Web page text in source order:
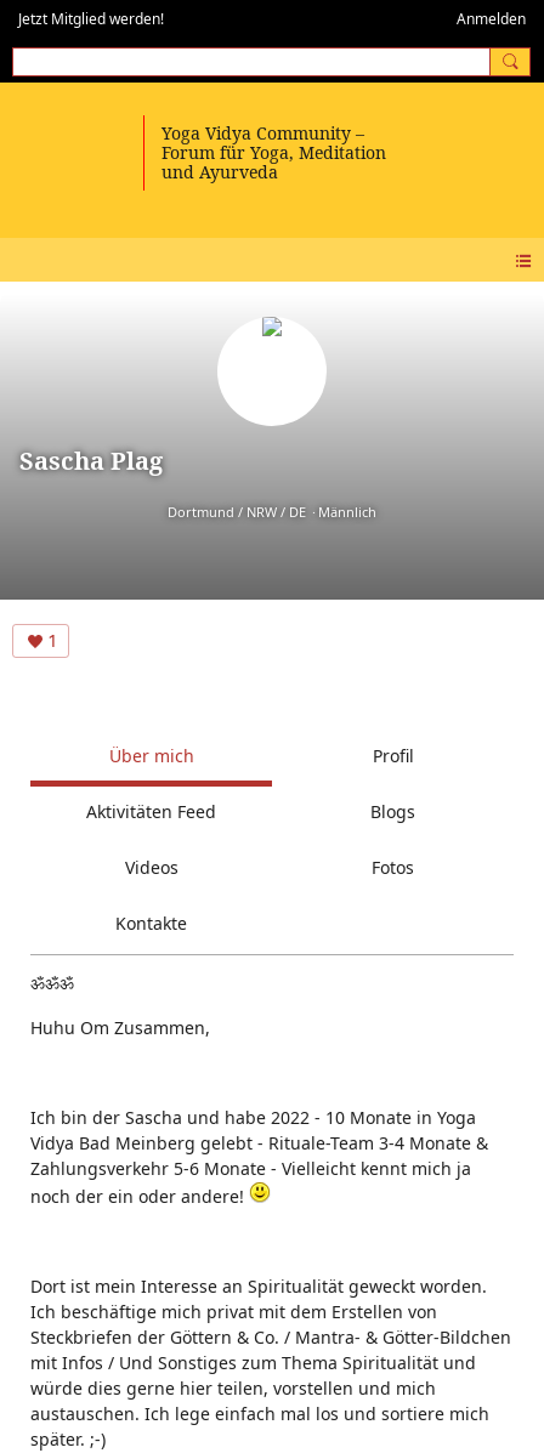
Jetzt Mitglied werden! Anmelden
Sascha Plag
Dortmund / NRW / DE Männlich
1
Über mich Profil
Aktivitäten Feed Blogs
Videos Fotos
Kontakte
ॐॐॐ
Huhu Om Zusammen,
Ich bin der Sascha und habe 2022 - 10 Monate in Yoga
Vidya Bad Meinberg gelebt - Rituale-Team 3-4 Monate &
Zahlungsverkehr 5-6 Monate - Vielleicht kennt mich ja
noch der ein oder andere!
Dort ist mein Interesse an Spiritualität geweckt worden.
Ich beschäftige mich privat mit dem Erstellen von
Steckbriefen der Göttern & Co. / Mantra- & Götter-Bildchen
mit Infos / Und Sonstiges zum Thema Spiritualität und
würde dies gerne hier teilen, vorstellen und mich
austauschen. Ich lege einfach mal los und sortiere mich
später. ;-)